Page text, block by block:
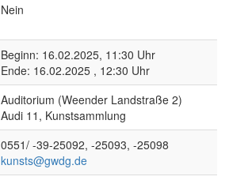
Nein
Beginn: 16.02.2025, 11:30 Uhr
Ende: 16.02.2025 , 12:30 Uhr
Auditorium (Weender Landstraße 2)
Audi 11, Kunstsammlung
0551/ -39-25092, -25093, -25098
kunsts@gwdg.de